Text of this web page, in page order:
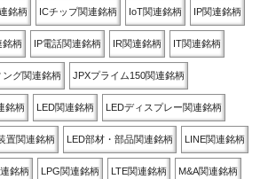
銘柄 ICチップ関連銘柄 IoT関連銘柄 IP関連銘柄
銘柄 IP電話関連銘柄 IR関連銘柄 IT関連銘柄
ング関連銘柄 JPXプライム150関連銘柄
銘柄 LED関連銘柄 LEDディスプレー関連銘柄
置関連銘柄 LED部材・部品関連銘柄 LINE関連銘柄
銘柄 LPG関連銘柄 LTE関連銘柄 M&A関連銘柄